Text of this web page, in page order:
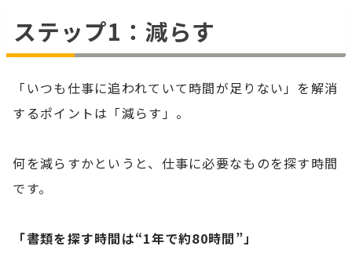
ステップ1：減らす
「いつも仕事に追われていて時間が足りない」を解消
するポイントは「減らす」。
何を減らすかというと、仕事に必要なものを探す時間
です。
「書類を探す時間は“1年で約80時間”」